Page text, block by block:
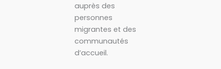
auprès des
personnes
migrantes et des
communautés
d’accueil.